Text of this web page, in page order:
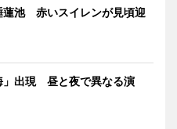
蓮池 赤いスイレンが見頃迎
」出現 昼と夜で異なる演